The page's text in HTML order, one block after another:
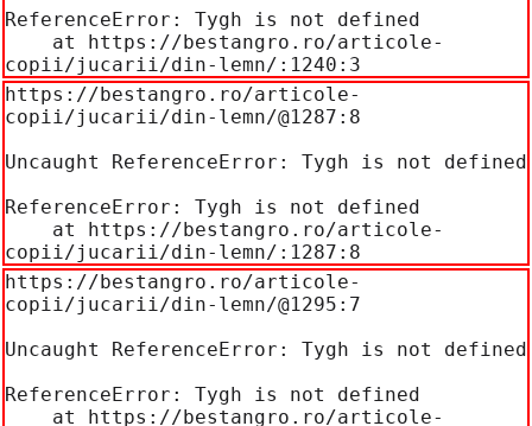
ReferenceError: Tygh is not defined
copii/jucarii/din-lemn/:1240:3
https://bestangro.ro/articole-
copii/jucarii/din-lemn/@1287:8
Uncaught ReferenceError: Tygh is not defined
ReferenceError: Tygh is not defined
copii/jucarii/din-lemn/:1287:8
https://bestangro.ro/articole-
copii/jucarii/din-lemn/@1295:7
Uncaught ReferenceError: Tygh is not defined
ReferenceError: Tygh is not defined